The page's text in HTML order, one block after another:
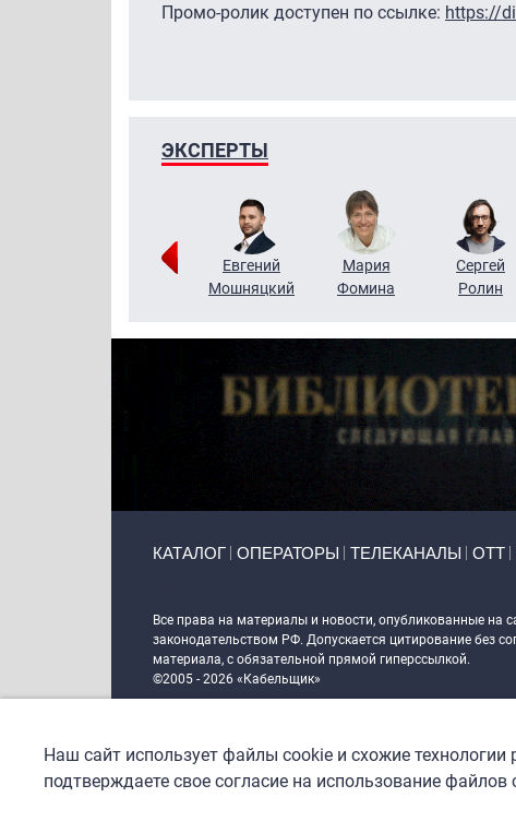
Промо-ролик доступен по ссылке: https://
ЭКСПЕРТЫ
Виктор
Евгений
Мошняцкий
Мария
Фомина
Сергей
Ролин
КАТАЛОГ ОПЕРАТОРЫ ТЕЛЕКАНАЛЫ ОТТ
Все права на материалы и новости, опубликованные на
законодательством РФ. Допускается цитирование без
материала, с обязательной прямой гиперссылкой.
©2005 - 2026 «Кабельщик»
DrupalCoder — поддержка сайта c 2017 года
Наш сайт использует файлы cookie и схожие
подтверждаете свое согласие на использование файлов